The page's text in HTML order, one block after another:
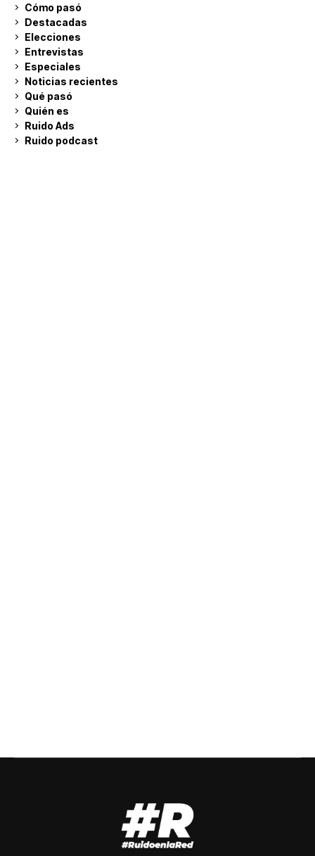
Cómo pasó
Destacadas
Elecciones
Entrevistas
Especiales
Noticias recientes
Qué pasó
Quién es
Ruido Ads
Ruido podcast